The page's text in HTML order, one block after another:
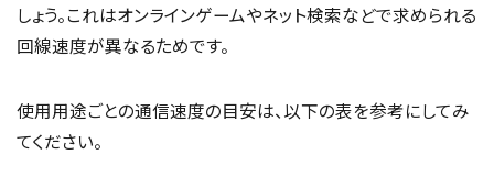
しょう。これはオンラインゲームやネット検索などで求められる
回線速度が異なるためです。
使用用途ごとの通信速度の目安は、以下の表を参考にしてみ
てください。